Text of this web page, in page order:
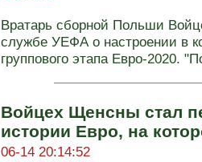
Вратарь сборной Польши
службе УЕФА о настроении в
группового этапа Евро-2020.
Войцех Щенсны стал
истории Евро, на
06-14 20:14:52